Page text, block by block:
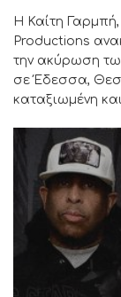
Η Καίτη
Productions
την ακύρωση
σε Έδεσσα,
καταξιωμένη